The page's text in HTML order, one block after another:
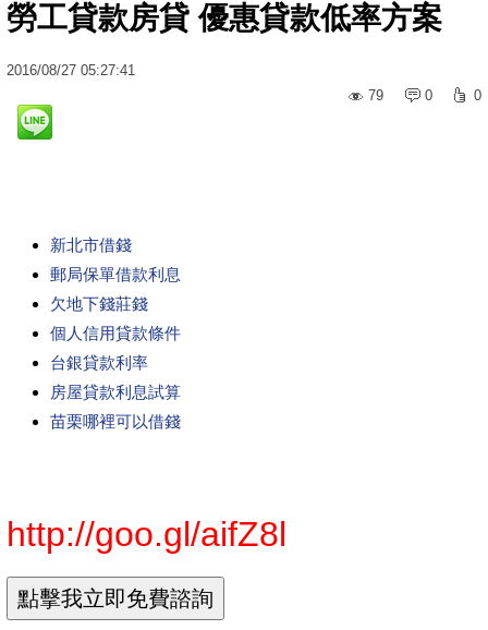
勞工貸款房貸 優惠貸款低率方案
2016/08/27 05:27:41
79
0 0
新北市借錢
郵局保單借款利息
欠地下錢莊錢
個人信用貸款條件
台銀貸款利率
房屋貸款利息試算
苗栗哪裡可以借錢
http://goo.gl/aifZ8l